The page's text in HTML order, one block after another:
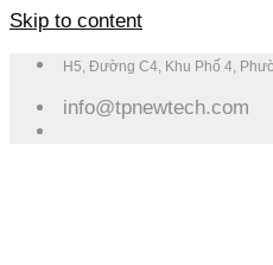
Skip to content
H5, Đường C4, Khu Phố 4,
info@tpnewtech.com